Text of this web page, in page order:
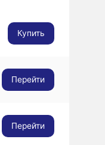
Купить
Перейти
Перейти